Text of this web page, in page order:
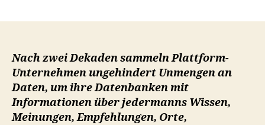
Nach zwei Dekaden sammeln Plattform-
Unternehmen ungehindert Unmengen an
Daten, um ihre Datenbanken mit
Informationen über jedermanns Wissen,
Meinungen, Empfehlungen, Orte,